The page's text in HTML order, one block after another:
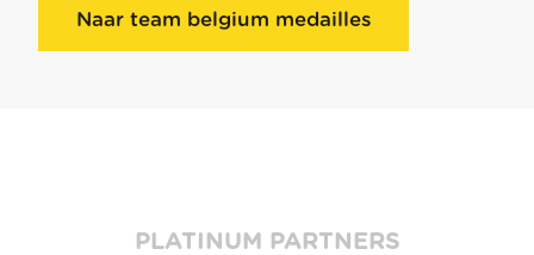
Naar team belgium medailles
PLATINUM PARTNERS